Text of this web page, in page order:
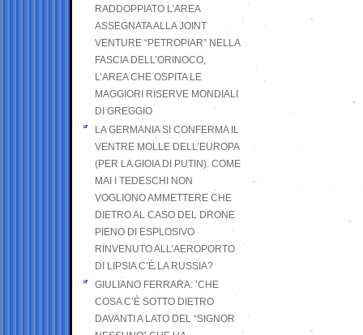
RADDOPPIATO L’AREA
ASSEGNATA ALLA JOINT
VENTURE “PETROPIAR” NELLA
FASCIA DELL’ORINOCO,
L’AREA CHE OSPITA LE
MAGGIORI RISERVE MONDIALI
DI GREGGIO
LA GERMANIA SI CONFERMA IL
VENTRE MOLLE DELL’EUROPA
(PER LA GIOIA DI PUTIN). COME
MAI I TEDESCHI NON
VOGLIONO AMMETTERE CHE
DIETRO AL CASO DEL DRONE
PIENO DI ESPLOSIVO
RINVENUTO ALL’AEROPORTO
DI LIPSIA C’È LA RUSSIA?
GIULIANO FERRARA: ’CHE
COSA C’È SOTTO DIETRO
DAVANTI A LATO DEL “SIGNOR